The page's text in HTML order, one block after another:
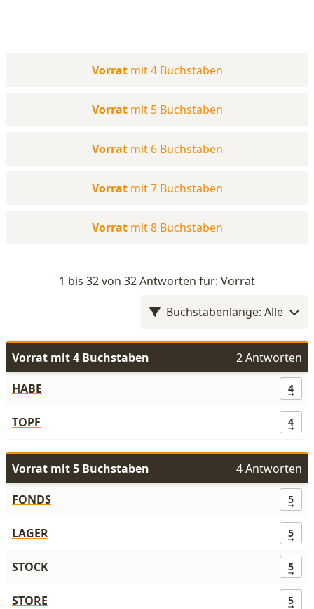
Vorrat mit 4 Buchstaben
Vorrat mit 5 Buchstaben
Vorrat mit 6 Buchstaben
Vorrat mit 7 Buchstaben
Vorrat mit 8 Buchstaben
1 bis 32 von 32 Antworten für: Vorrat
Buchstabenlänge: Alle
Vorrat mit 4 Buchstaben
2 Antworten
HABE
4
TOPF 4
Vorrat mit 5 Buchstaben
4 Antworten
FONDS
5
LAGER 5
STOCK 5
STORE 5